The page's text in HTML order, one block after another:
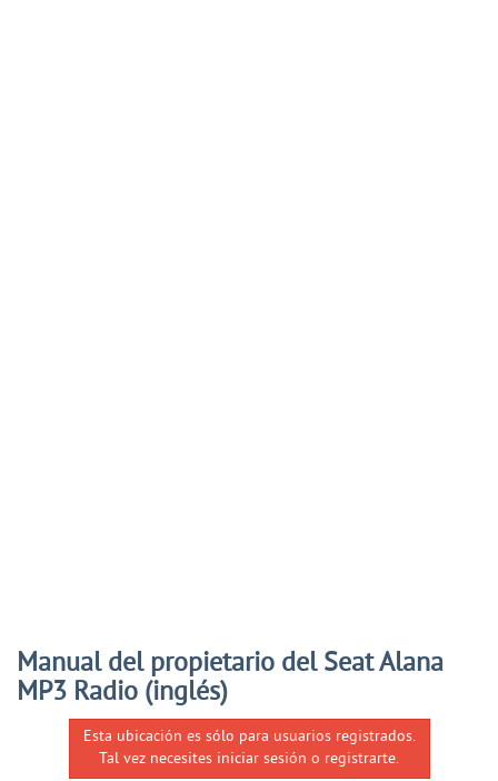
Manual del propietario del Seat Alana
MP3 Radio (inglés)
Esta ubicación es sólo para usuarios registrados.
Tal vez necesites iniciar sesión o registrarte.